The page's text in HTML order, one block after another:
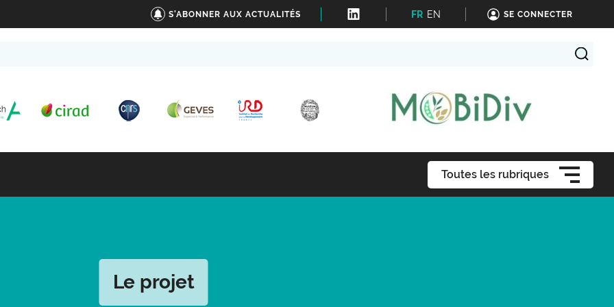
S'ABONNER AUX ACTUALITÉS FR EN SE CONNECTER
Toutes les rubriques
Le projet